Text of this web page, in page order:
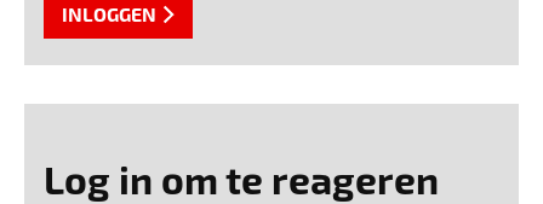
INLOGGEN
Log in om te reageren